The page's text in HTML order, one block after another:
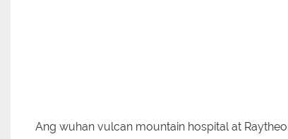
Ang wuhan vulcan mountain hospital at